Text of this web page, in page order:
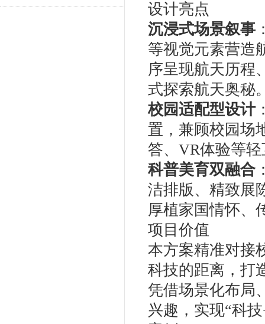
设计亮点
沉浸式场景叙事
等视觉元素营造
序呈现航天历程
式探索航天奥秘
校园适配型设计
置，兼顾校园场
答、VR体验等
科普美育双融合
洁排版、精致展
厚植家国情怀、
项目价值
本方案精准对接
科技的距离，打
凭借场景化布局
兴趣，实现“科